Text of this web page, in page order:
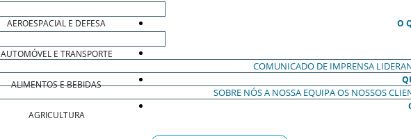
AEROESPACIAL E DEFESA
AUTOMÓVEL E TRANSPORTE
ALIMENTOS E BEBIDAS
AGRICULTURA
O
COMUNICADO DE IMPRENSA
SOBRE NÓSA NOSSA EQUIPAOS NOSSOS